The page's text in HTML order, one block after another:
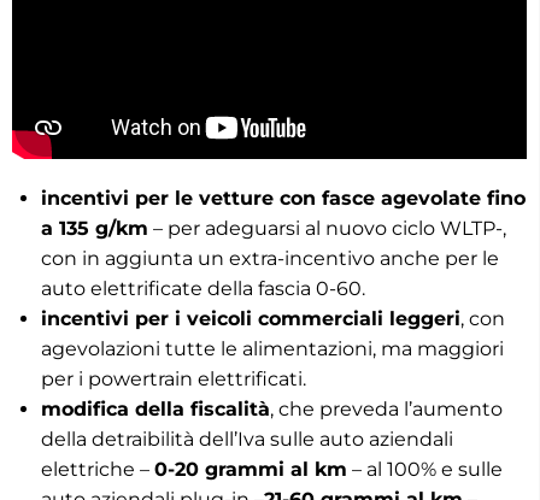
incentivi per le vetture con fasce agevolate fino
a 135 g/km – per adeguarsi al nuovo ciclo WLTP-,
con in aggiunta un extra-incentivo anche per le
auto elettrificate della fascia 0-60.
incentivi per i veicoli commerciali leggeri, con
agevolazioni tutte le alimentazioni, ma maggiori
per i powertrain elettrificati.
modifica della fiscalità, che preveda l’aumento
della detraibilità dell’Iva sulle auto aziendali
elettriche – 0-20 grammi al km – al 100% e sulle